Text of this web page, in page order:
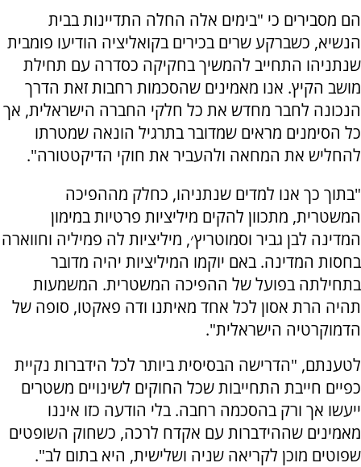
הם מסבירים כי "בימים אלה החלה התדיינות בבית
הנשיא, כשברקע שרים בכירים בקואליציה הודיעו פומבית
שנתניהו התחייב להמשיך בחקיקה כסדרה עם תחילת
מושב הקיץ. אנו מאמינים שהסכמות רחבות זאת הדרך
הנכונה לחבר מחדש את כל חלקי החברה הישראלית, אך
כל הסימנים מראים שמדובר בתרגיל הונאה שמטרתו
להחליש את המחאה ולהעביר את חוקי הדיקטטורה".
"בתוך כך אנו למדים שנתניהו, כחלק מההפיכה
המשטרית, מתכוון להקים מיליציות פרטיות במימון
המדינה לבן גביר וסמוטריץ׳, מיליציות לה פמיליה וחווארה
בחסות המדינה. באם יוקמו המיליציות יהיה מדובר
בתחילתה בפועל של ההפיכה המשטרית. המשמעות
תהיה הרת אסון לכל אחד מאיתנו ודה פאקטו, סופה של
הדמוקרטיה הישראלית".
לטענתם, "הדרישה הבסיסית ביותר לכל הידברות נקיית
כפיים חייבת התחייבות שכל החוקים לשינויים משטרים
ייעשו אך ורק בהסכמה רחבה. בלי הודעה כזו איננו
מאמינים שההידברות עם אקדח לרכה, כשחוק השופטים
שפוטים מוכן לקריאה שניה ושלישית, היא בתום לב".